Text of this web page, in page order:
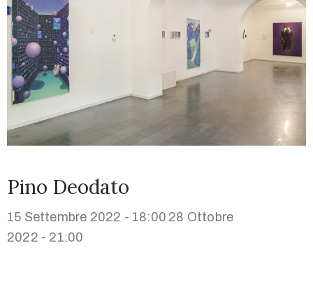
Pino Deodato
15 Settembre 2022 - 18:00 28 Ottobre
2022 - 21:00